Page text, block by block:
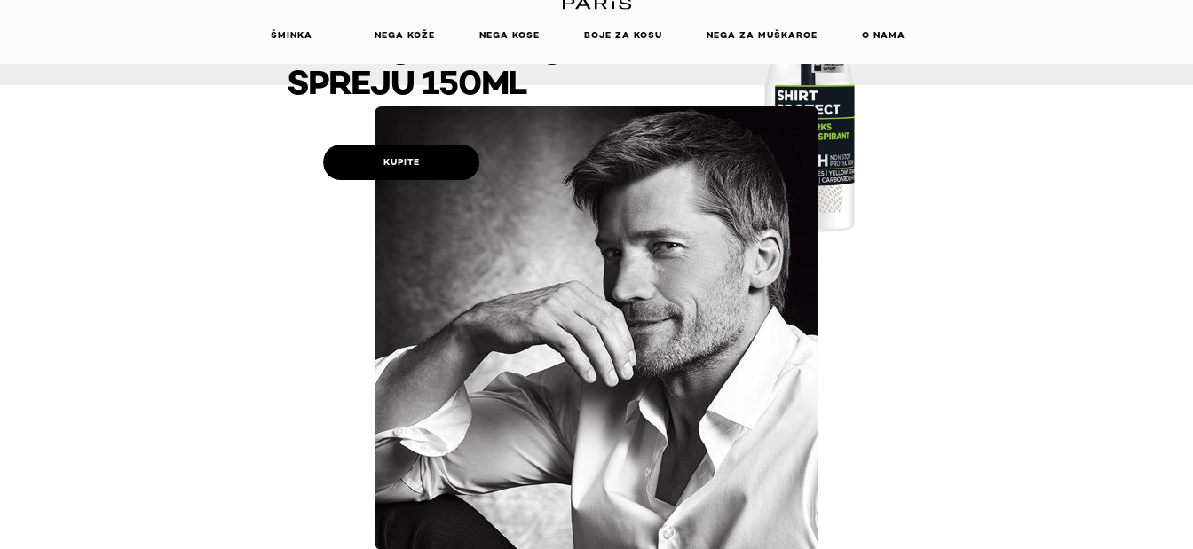
ŠMINKA NEGA KOŽE NEGA KOSE BOJE ZA KOSU NEGA ZA MUŠKARCE O NAMA
PROTECT
ANTIPERSPIRANT U
SPREJU 150ML
KUPITE